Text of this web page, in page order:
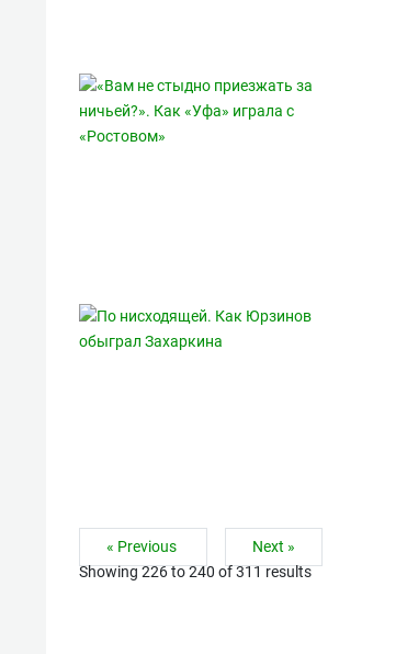
« Previous
Next »
Showing226to240 of311results